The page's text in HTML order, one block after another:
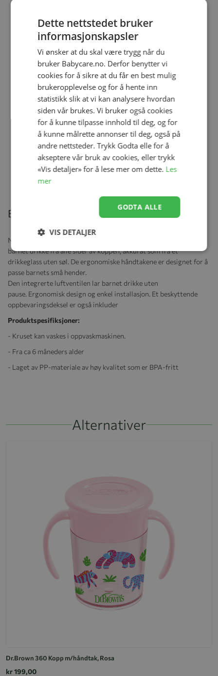
Lekematte, 4ME, Hav - Limited
Edition
kr 369,00kr 229,00
Ullbody, Helledussen, Deep Oak
kr 279,00 kr 167,40
Ullongs, Helledussen, Navy
kr 279,00 kr 167,40
Beskrivelse
NUK Mini Magic Cup har en fantastisk konstruksjon som lar
barnet drikke fra alle sider av koppen, akkurat som fra et
drikkeglass uten søl. De ergonomiske håndtakene er designet for å
passe barnets små hender.
Den integrerte luftventilen lar barnet drikke uten
pause. Ergonomisk design og enkel installasjon. Et beskyttende
oppbevaringsdeksel er også inkluder
Produktspesifiksjoner:
- Kruset kan vaskes i oppvaskmaskinen.
- Fra ca 6 måneders alder
- Laget av PP-materiale av høy kvalitet som er BPA-fritt
Alternativer
Dr.Brown 360 Kopp m/håndtak, Rosa
kr 199,00
Dette nettstedet bruker
informasjonskapsler
Vi ønsker at du skal være trygg når du
bruker Babycare.no. Derfor benytter vi
cookies for å sikre at du får en best mulig
brukeropplevelse og for å hente inn
statistikk slik at vi kan analysere hvordan
siden vår brukes. Vi bruker også cookies
for å kunne tilpasse innhold til deg, og for
å kunne målrette annonser til deg, også på
andre nettsteder. Trykk Godta elle for å
akseptere vår bruk av cookies, eller trykk
«Vis detaljer» for å lese mer om dette. Les
mer
GODTA ALLE
VIS DETALJER